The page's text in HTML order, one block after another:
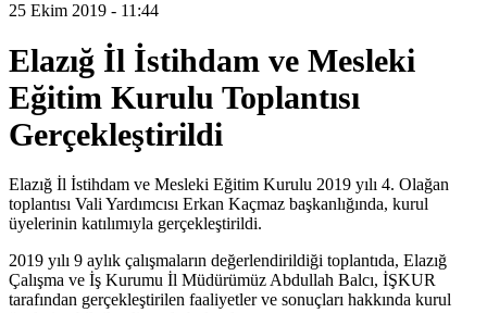
25 Ekim 2019 - 11:44
Elazığ İl İstihdam ve Mesleki
Eğitim Kurulu Toplantısı
Gerçekleştirildi
Elazığ İl İstihdam ve Mesleki Eğitim Kurulu 2019 yılı 4. Olağan
toplantısı Vali Yardımcısı Erkan Kaçmaz başkanlığında, kurul
üyelerinin katılımıyla gerçekleştirildi.
2019 yılı 9 aylık çalışmaların değerlendirildiği toplantıda, Elazığ
Çalışma ve İş Kurumu İl Müdürümüz Abdullah Balcı, İŞKUR
tarafından gerçekleştirilen faaliyetler ve sonuçları hakkında kurul